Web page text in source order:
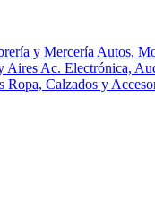
y Mercería Autos,
Aires Ac. Electrónica,
Ropa, Calzados y